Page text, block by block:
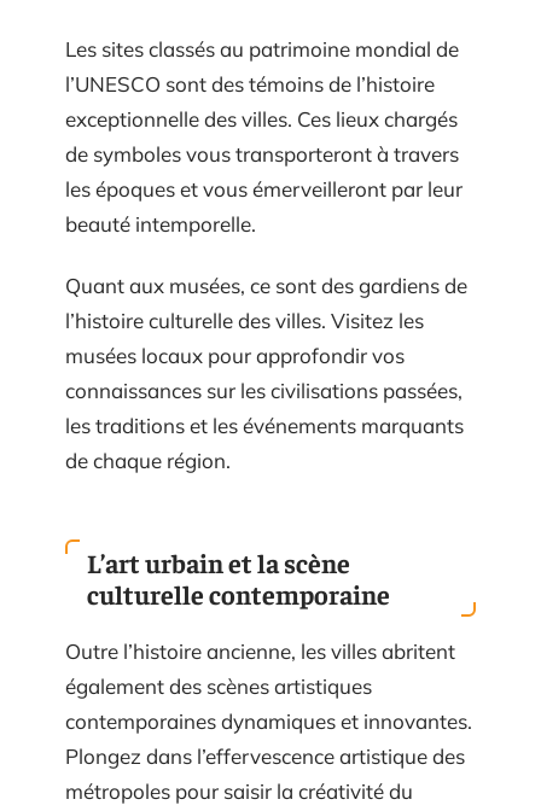
Les sites classés au patrimoine mondial de
l’UNESCO sont des témoins de l’histoire
exceptionnelle des villes. Ces lieux chargés
de symboles vous transporteront à travers
les époques et vous émerveilleront par leur
beauté intemporelle.
Quant aux musées, ce sont des gardiens de
l’histoire culturelle des villes. Visitez les
musées locaux pour approfondir vos
connaissances sur les civilisations passées,
les traditions et les événements marquants
de chaque région.
L’art urbain et la scène
culturelle contemporaine
Outre l’histoire ancienne, les villes abritent
également des scènes artistiques
contemporaines dynamiques et innovantes.
Plongez dans l’effervescence artistique des
métropoles pour saisir la créativité du